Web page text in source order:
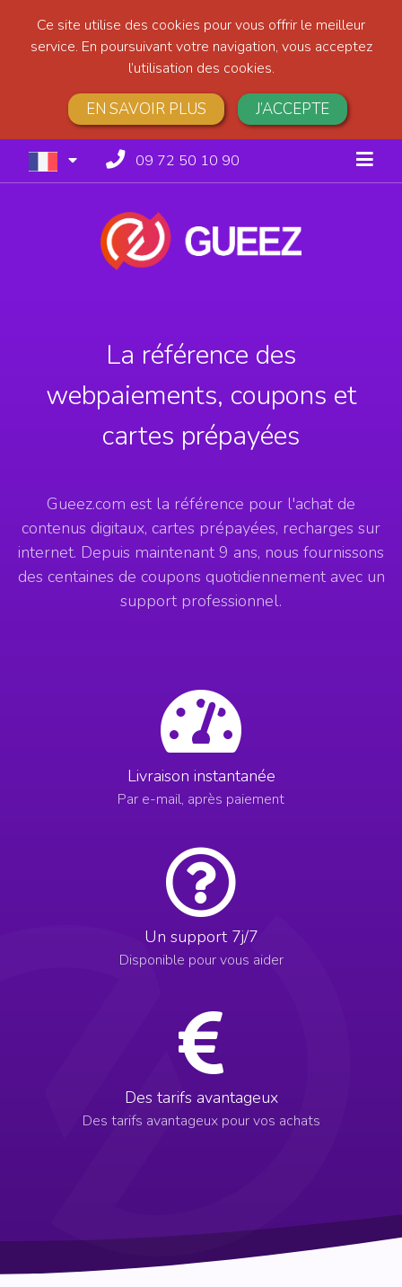
Ce site utilise des cookies pour vous offrir le meilleur
service. En poursuivant votre navigation, vous acceptez
l’utilisation des cookies.
EN SAVOIR PLUS J’ACCEPTE
09 72 50 10 90
La référence des
webpaiements, coupons et
cartes prépayées
Gueez.com est la référence pour l'achat de
contenus digitaux, cartes prépayées, recharges sur
internet. Depuis maintenant 9 ans, nous fournissons
des centaines de coupons quotidiennement avec un
support professionnel.
Livraison instantanée
Par e-mail, après paiement
Un support 7j/7
Disponible pour vous aider
Des tarifs avantageux
Des tarifs avantageux pour vos achats